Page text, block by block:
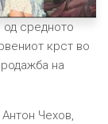
од средното
крст во
на
Чехов,